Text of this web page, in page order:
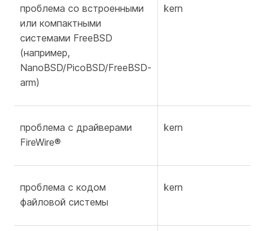
проблема со встроенными
или компактными
системами FreeBSD
(например,
NanoBSD/PicoBSD/FreeBSD-
arm)
kern
проблема с драйверами
FireWire®
kern
проблема с кодом
файловой системы
kern